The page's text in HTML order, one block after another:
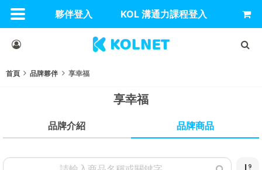
夥伴登入 KOL 溝通力課程登入
首頁 品牌夥伴 享幸福
享幸福
品牌介紹 品牌商品